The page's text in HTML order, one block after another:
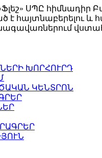
ՍՊԸ հիմնադիր
է
ԽՈՐՀՈՒՐԴ
ԿԵՆՏՐՈՆ